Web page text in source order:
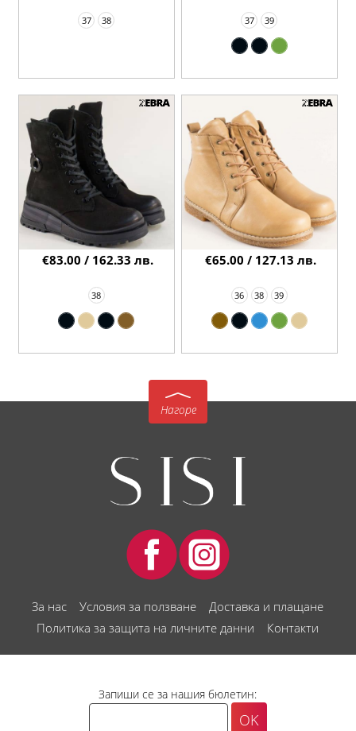
37 38 37 39
38
€83.00 / 162.33 лв.
36 38 39
€65.00 / 127.13 лв.
Нагоре
За нас Условия за ползване
Доставка и плащане
Политика за защита на личните данни
Контакти
Запиши се за нашия бюлетин: